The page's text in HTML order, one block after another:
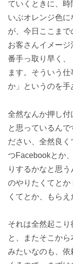
ていくときに、
いぶオレンジ色
が、今日ここま
お客さんイメー
番手っ取り早く
ます。そういう
か」というのを手
全然なんか押し
と思っているん
ださい、全然良
つFacebookとか
りするかなと思
のやりたくてと
くてとか、もらえ
それは全然起こり
と、またそこか
みたいなのも、依